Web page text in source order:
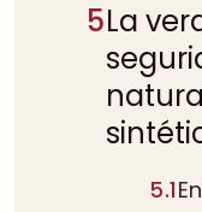
5La
5.1